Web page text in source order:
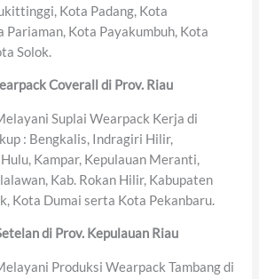
Kota Padang, Kota
Pariaman, Kota Payakumbuh, Kota
Solok.
Coverall di Prov. Riau
Suplai Wearpack Kerja di
: Bengkalis, Indragiri Hilir,
Kampar, Kepulauan Meranti,
Kab. Rokan Hilir, Kabupaten
Kota Dumai serta Kota Pekanbaru.
di Prov. Kepulauan Riau
Produksi Wearpack Tambang di